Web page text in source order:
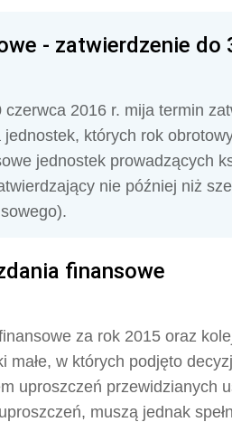
- zatwierdzenie do
2016 r. mija termin
których rok
jednostek prowadzących
nie później niż
finansowe
za rok 2015 oraz
małe, w których podjęto
uproszczeń przewidzianych
muszą jednak